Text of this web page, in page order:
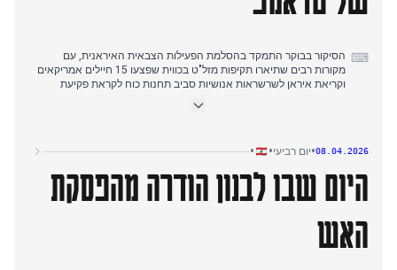
⌨ הסיקור בבוקר התמקד בהסלמת הפעילות הצבאית האיראנית, עם
מקורות רבים שתיארו תקיפות מזל"ט בכווית שפצעו 15 חיילים אמריקאים
וקריאת איראן לשרשראות אנושיות סביב תחנות כוח לקראת פקיעת
בצהריים, תשומת הלב העיתונאית עברה להתקפות המדויקות המוגברות
הדיווח בערב התמקד בתגובות הדיפלומטיות לפקיעת המועד, עם פקיסטן
הקוראת להארכה, הבית הלבן השולל שיקולים לתקיפה גרעינית, ואיראן
המאיימת לסגור את מצר באב אל-מנדב.
08.04.2026
•יום רביעי•
•
היום שבו לבנון הודרה מהפסקת
האש